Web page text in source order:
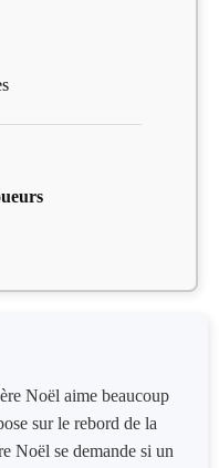
Noël aime beaucoup
sur le rebord de la
Noël se demande si un